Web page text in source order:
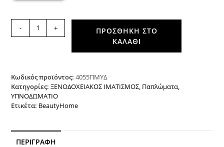
Πάπλωμα
υπέρδιπλο
220x240
Λευκό
Beauty
Home
- +
ΠΡΟΣΘΉΚΗ ΣΤΟ
ΚΑΛΆΘΙ
Κωδικός προϊόντος:4055ΠΜΥΔ
Κατηγορίες:ΞΕΝΟΔΟΧΕΙΑΚΟΣ ΙΜΑΤΙΣΜΟΣ, Παπλώματα,
ΥΠΝΟΔΩΜΑΤΙΟ
Ετικέτα: BeautyHome
ΠΕΡΙΓΡΑΦΉ